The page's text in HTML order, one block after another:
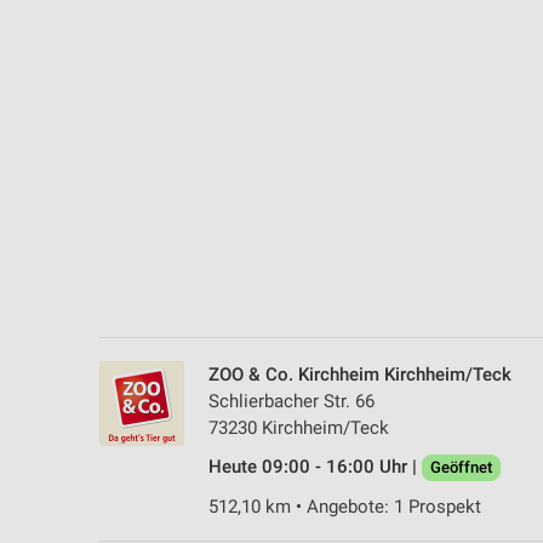
ZOO & Co. Kirchheim Kirchheim/Teck
Schlierbacher Str. 66
73230 Kirchheim/Teck
Heute 09:00 - 16:00 Uhr |
Geöffnet
512,10 km • Angebote: 1 Prospekt
Notwendig
Performance